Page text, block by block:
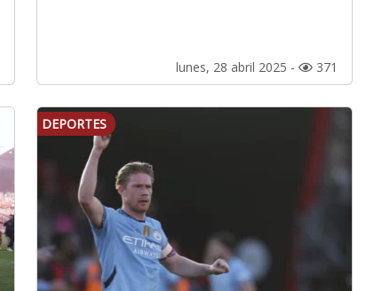
lunes, 28 abril 2025 - 371
DEPORTES